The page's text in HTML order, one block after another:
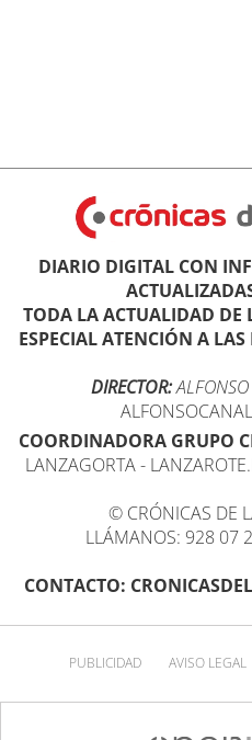
DIARIO DIGITAL CON
TODA LA ACTUALIDAD DE
ESPECIAL ATENCIÓN A
DIRECTOR:ALFONSO
COORDINADORA GRUPO
LANZAGORTA -
© CRÓNICAS DE
LLÁMANOS: 928 07
CONTACTO:
PUBLICIDAD AVISO LEGAL